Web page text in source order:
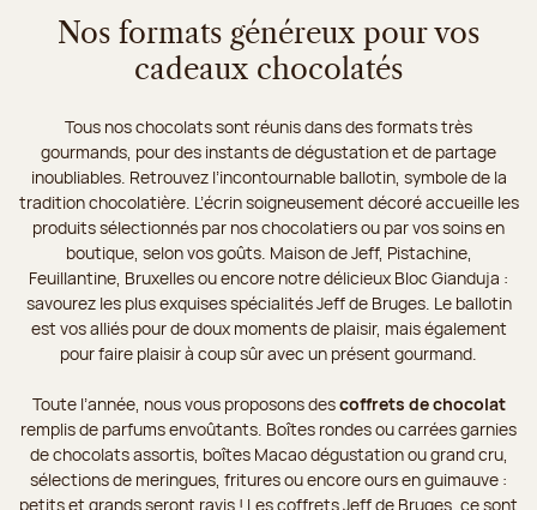
Nos formats généreux pour vos
cadeaux chocolatés
Tous nos chocolats sont réunis dans des formats très
gourmands, pour des instants de dégustation et de partage
inoubliables. Retrouvez l’incontournable ballotin, symbole de la
tradition chocolatière. L’écrin soigneusement décoré accueille les
produits sélectionnés par nos chocolatiers ou par vos soins en
boutique, selon vos goûts. Maison de Jeff, Pistachine,
Feuillantine, Bruxelles ou encore notre délicieux Bloc Gianduja :
savourez les plus exquises spécialités Jeff de Bruges. Le ballotin
est vos alliés pour de doux moments de plaisir, mais également
pour faire plaisir à coup sûr avec un présent gourmand.
Toute l’année, nous vous proposons descoffrets de chocolat
remplis de parfums envoûtants. Boîtes rondes ou carrées garnies
de chocolats assortis, boîtes Macao dégustation ou grand cru,
sélections de meringues, fritures ou encore ours en guimauve :
petits et grands seront ravis ! Les coffrets Jeff de Bruges, ce sont